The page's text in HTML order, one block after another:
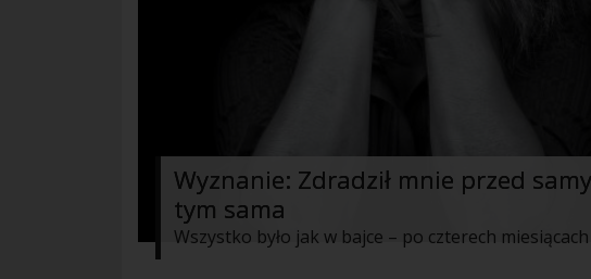
Wyznanie: Zdradził mnie przed
tym sama